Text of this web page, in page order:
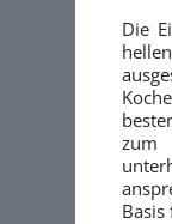
Die
zum
Basis